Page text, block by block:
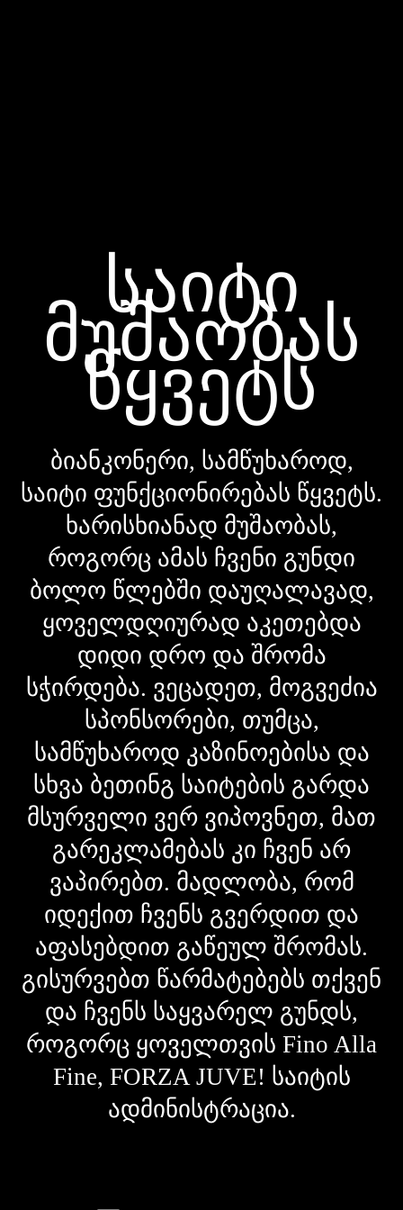
საიტი
მუშაობას
წყვეტს
ბიანკონერი, სამწუხაროდ,
საიტი ფუნქციონირებას წყვეტს.
ხარისხიანად მუშაობას,
როგორც ამას ჩვენი გუნდი
ბოლო წლებში დაუღალავად,
ყოველდღიურად აკეთებდა
დიდი დრო და შრომა
სჭირდება. ვეცადეთ, მოგვეძია
სპონსორები, თუმცა,
სამწუხაროდ კაზინოებისა და
სხვა ბეთინგ საიტების გარდა
მსურველი ვერ ვიპოვნეთ, მათ
გარეკლამებას კი ჩვენ არ
ვაპირებთ. მადლობა, რომ
იდექით ჩვენს გვერდით და
აფასებდით გაწეულ შრომას.
გისურვებთ წარმატებებს თქვენ
და ჩვენს საყვარელ გუნდს,
როგორც ყოველთვის Fino Alla
Fine, FORZA JUVE! საიტის
ადმინისტრაცია.